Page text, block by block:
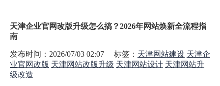
天津企业官网改版升级怎么搞？2026年网站焕新全流程指
南
发布时间：2026/07/03 02:07 标签： 天津网站建设 天津企
业官网改版 天津网站改版升级 天津网站设计 天津网站升
级改造